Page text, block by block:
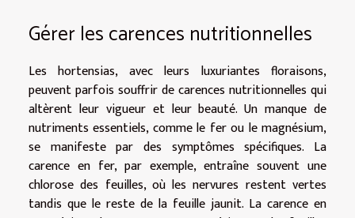
Gérer les carences nutritionnelles
Les hortensias, avec leurs luxuriantes floraisons,
peuvent parfois souffrir de carences nutritionnelles qui
altèrent leur vigueur et leur beauté. Un manque de
nutriments essentiels, comme le fer ou le magnésium,
se manifeste par des symptômes spécifiques. La
carence en fer, par exemple, entraîne souvent une
chlorose des feuilles, où les nervures restent vertes
tandis que le reste de la feuille jaunit. La carence en